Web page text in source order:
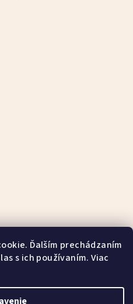
Ďalším prechádzaním
s ich používaním. Viac